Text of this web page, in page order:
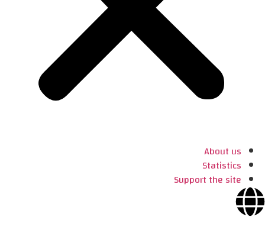
About us
Statistics
Support the site